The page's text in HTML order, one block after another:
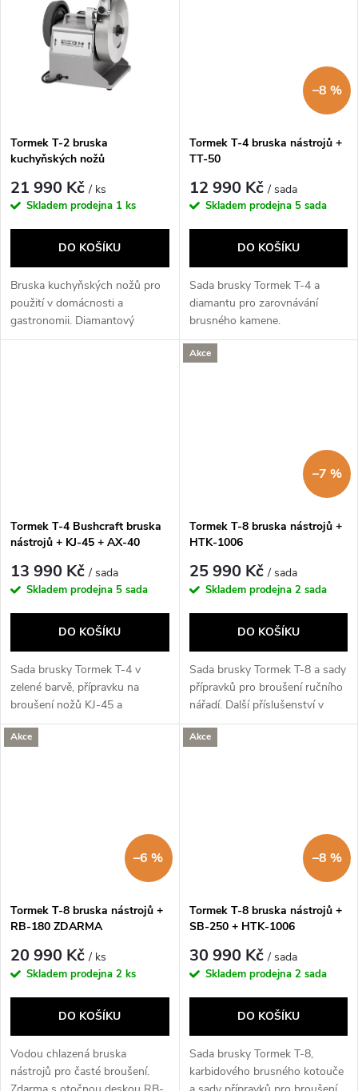
Tormek T-2 bruska
kuchyňských nožů
21 990 Kč/ ks
Skladem prodejna 1 ks
DO KOŠÍKU
Bruska kuchyňských nožů pro
použití v domácnosti a
gastronomii. Diamantový
kotouč ⌀ 200 mm.
–8 %
Tormek T-4 bruska nástrojů +
TT-50
12 990 Kč/ sada
Skladem prodejna 5 sada
DO KOŠÍKU
Sada brusky Tormek T-4 a
diamantu pro zarovnávání
brusného kamene.
Tormek T-4 Bushcraft bruska
nástrojů + KJ-45 + AX-40
13 990 Kč/ sada
Skladem prodejna 5 sada
DO KOŠÍKU
Sada brusky Tormek T-4 v
zelené barvě, přípravku na
broušení nožů KJ-45 a
přípravku na broušení...
Akce
–7 %
Tormek T-8 bruska nástrojů +
HTK-1006
25 990 Kč/ sada
Skladem prodejna 2 sada
DO KOŠÍKU
Sada brusky Tormek T-8 a sady
přípravků pro broušení ručního
nářadí. Další příslušenství v
balení.
Akce
–6 %
Tormek T-8 bruska nástrojů +
RB-180 ZDARMA
20 990 Kč/ ks
Skladem prodejna 2 ks
DO KOŠÍKU
Vodou chlazená bruska
nástrojů pro časté broušení.
Akce
–8 %
Tormek T-8 bruska nástrojů +
SB-250 + HTK-1006
30 990 Kč/ sada
Skladem prodejna 2 sada
DO KOŠÍKU
Sada brusky Tormek T-8,
karbidového brusného kotouče